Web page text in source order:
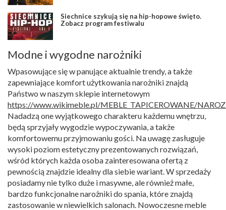
Siechnice szykują się na hip-hopowe święto.
Zobacz program festiwalu
Modne i wygodne narożniki
Wpasowujące się w panujące aktualnie trendy, a także
zapewniające komfort użytkowania narożniki znajdą
Państwo w naszym sklepie internetowym
https://www.wikimeble.pl/MEBLE_TAPICEROWANE/
Nadadzą one wyjątkowego charakteru każdemu wnętrzu,
będą sprzyjały wygodzie wypoczywania, a także
komfortowemu przyjmowaniu gości. Na uwagę zasługuje
wysoki poziom estetyczny prezentowanych rozwiązań,
wśród których każda osoba zainteresowana ofertą z
pewnością znajdzie idealny dla siebie wariant. W sprzedaży
posiadamy nie tylko duże i masywne, ale również małe,
bardzo funkcjonalne narożniki do spania, które znajdą
zastosowanie w niewielkich salonach. Nowoczesne meble